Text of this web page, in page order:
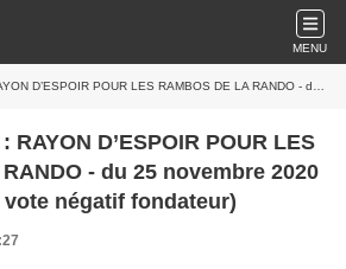
MENU
LES RAMBOS DE LA RANDO - du 25 novembre 2020 (J+4361 après le vote négatif fondateur)
RAYON D’ESPOIR POUR LES
- du 25 novembre 2020
vote négatif fondateur)